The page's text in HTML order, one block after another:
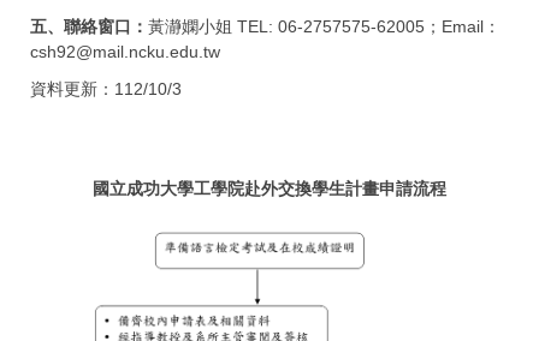
五、聯絡窗口： 黃瀞嫻小姐 TEL: 06-2757575-62005；Email：
csh92@mail.ncku.edu.tw
資料更新：112/10/3
國立成功大學工學院赴外交換學生計畫申請流程